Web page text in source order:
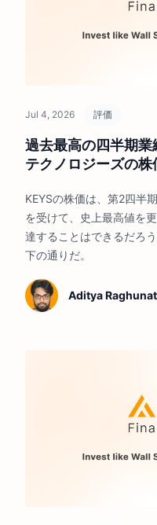
Jul 4, 2026 評価
過去最高の四半期業
テクノロジーズの
KEYSの株価は、第2四半
を受けて、史上最高値を
達することはできるだろ
下の通りだ。
Aditya